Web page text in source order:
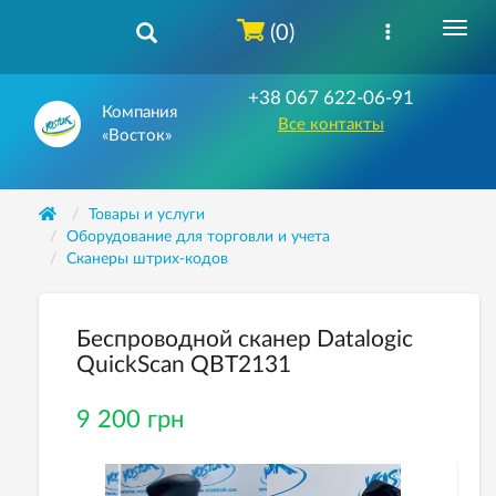
Компания
«Восток»
+38 067 622-06-91
Все контакты
(0)
Товары и услуги
Оборудование для торговли и учета
Сканеры штрих-кодов
Беспроводной сканер Datalogic
QuickScan QBT2131
9 200 грн